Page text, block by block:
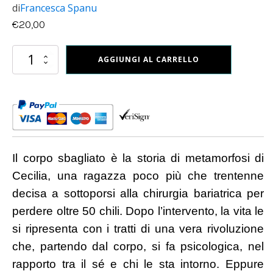
diFrancesca Spanu
€20,00
corpo
quantità
AGGIUNGI AL CARRELLO
Il corpo sbagliato è la storia di metamorfosi di
Cecilia, una ragazza poco più che trentenne
decisa a sottoporsi alla chirurgia bariatrica per
perdere oltre 50 chili. Dopo l’intervento, la vita le
si ripresenta con i tratti di una vera rivoluzione
che, partendo dal corpo, si fa psicologica, nel
rapporto tra il sé e chi le sta intorno. Eppure